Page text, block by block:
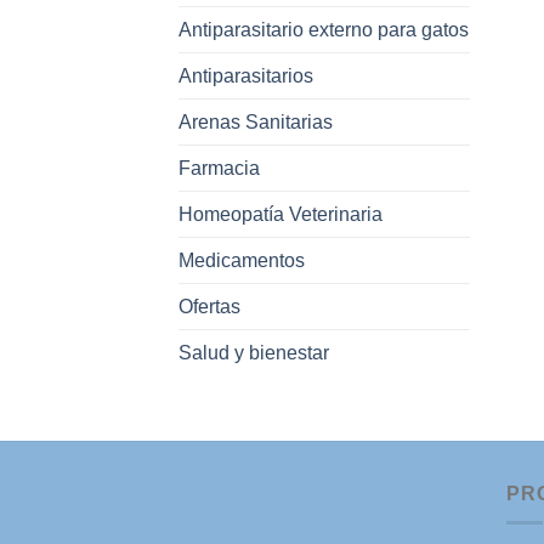
Antiparasitario externo para gatos
Antiparasitarios
Arenas Sanitarias
Farmacia
Homeopatía Veterinaria
Medicamentos
Ofertas
Salud y bienestar